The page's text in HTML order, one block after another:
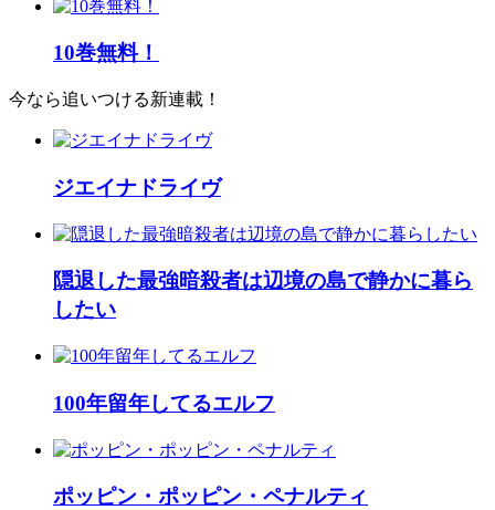
10巻無料！
今なら追いつける新連載！
ジエイナドライヴ
隠退した最強暗殺者は辺境の島で静かに暮ら
したい
100年留年してるエルフ
ポッピン・ポッピン・ペナルティ